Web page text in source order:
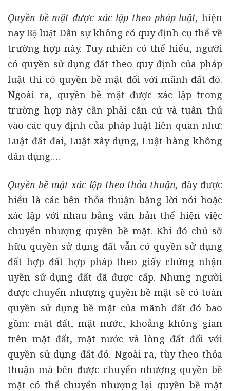
Quyền bề mặt được xác lập theo pháp luật, hiện
nay Bộ luật Dân sự không có quy định cụ thể về
trường hợp này. Tuy nhiên có thể hiểu, người
có quyền sử dụng đất theo quy định của pháp
luật thì có quyền bề mặt đối với mãnh đất đó.
Ngoài ra, quyền bề mặt được xác lập trong
trường hợp này cần phải căn cứ và tuân thủ
vào các quy định của pháp luật liên quan như:
Luật đất đai, Luật xây dựng, Luật hàng không
dân dụng….
Quyền bề mặt xác lập theo thỏa thuận, đây được
hiểu là các bên thỏa thuận bằng lời nói hoặc
xác lập với nhau bằng văn bản thể hiện việc
chuyển nhượng quyền bề mặt. Khi đó chủ sở
hữu quyền sử dụng đất vẫn có quyền sử dụng
đất hợp đất hợp pháp theo giấy chứng nhận
uyền sử dụng đất đã được cấp. Nhưng người
được chuyển nhượng quyền bề mặt sẽ có toàn
quyền sử dụng bề mặt của mãnh đất đó bao
gồm: mặt đất, mặt nước, khoảng không gian
trên mặt đất, mặt nước và lòng đất đối với
quyền sử dụng đất đó. Ngoài ra, tùy theo thỏa
thuận mà bên được chuyển nhượng quyền bề
mặt có thể chuyển nhượng lại quyền bề mặt